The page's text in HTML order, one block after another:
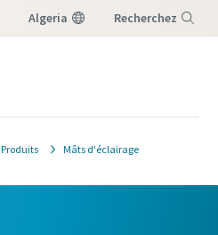
Algeria Recherchez
Produits Mâts d'éclairage